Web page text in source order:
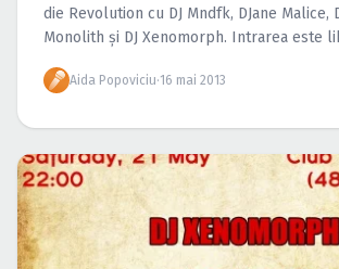
die Revolution cu DJ Mndfk, DJane Malice,
Monolith şi DJ Xenomorph. Intrarea este
Aida Popoviciu·16 mai 2013